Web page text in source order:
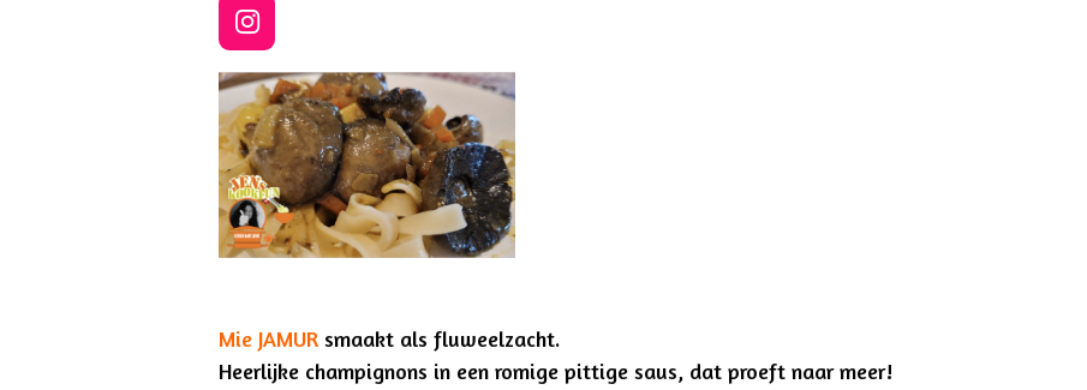
u
T
u
b
e
b
o
o
k
I
n
s
t
a
g
r
a
m
Mie JAMUR smaakt als fluweelzacht.
Heerlijke champignons in een romige pittige saus, dat proeft naar meer!